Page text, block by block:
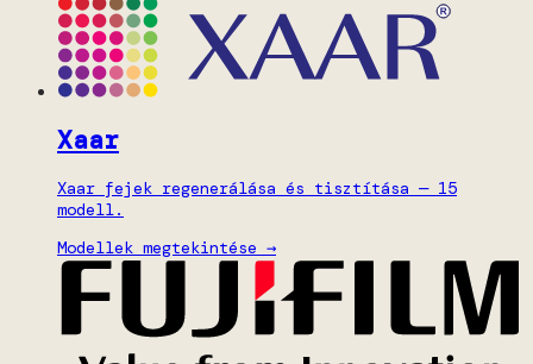
Xaar
Xaar fejek regenerálása és tisztítása — 15
modell.
Modellek megtekintése →